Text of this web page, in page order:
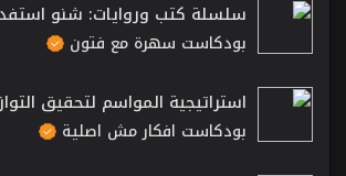
بودكاست سهرة مع فتون
بودكاست افكار مش اصلية